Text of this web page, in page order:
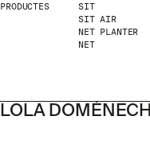
PRODUCTES
SIT
SIT AIR
NET PLANTER
NET
LOLA DOMÈNECH